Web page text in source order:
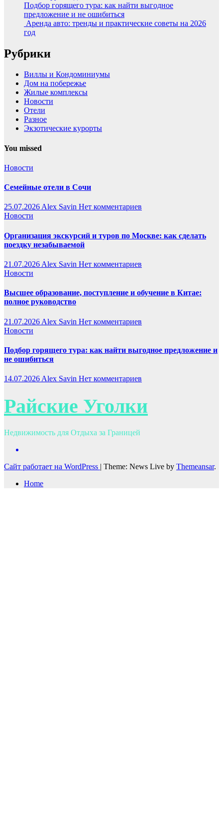
Подбор горящего тура: как найти выгодное
предложение и не ошибиться
Аренда авто: тренды и практические советы на 2026
год
Рубрики
Виллы и Кондоминиумы
Дом на побережье
Жилые комплексы
Новости
Отели
Разное
Экзотические курорты
You missed
Новости
Семейные отели в Сочи
25.07.2026Alex Savin Нет комментариев
Новости
Организация экскурсий и туров по Москве: как сделать
поездку незабываемой
21.07.2026 Alex Savin Нет комментариев
Новости
Высшее образование, поступление и обучение в Китае:
полное руководство
21.07.2026 Alex Savin Нет комментариев
Новости
Подбор горящего тура: как найти выгодное предложение и
не ошибиться
14.07.2026 Alex Savin Нет комментариев
Райские Уголки
Недвижимость для Отдыха за Границей
Сайт работает на WordPress | Theme: News Live by Themeansar.
Home